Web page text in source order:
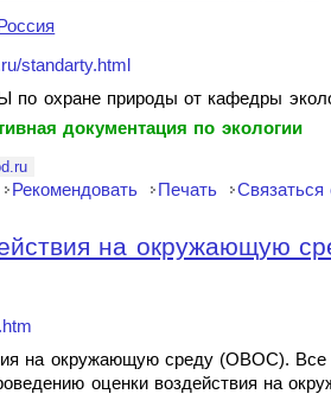
standarty.html
охране природы от кафедры
документация по экологии
Рекомендовать Печать
на окружающую
на окружающую среду (ОВОС).
оценки воздействия на